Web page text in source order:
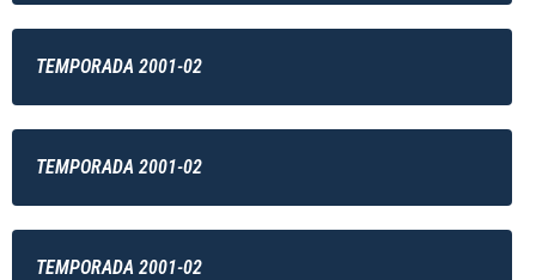
TEMPORADA 2001-02
TEMPORADA 2001-02
TEMPORADA 2001-02